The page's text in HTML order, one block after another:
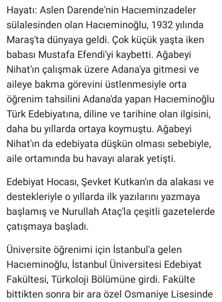
Hayatı: Aslen Darende'nin Hacıeminzadeler
sülalesinden olan Hacıeminoğlu, 1932 yılında
Maraş'ta dünyaya geldi. Çok küçük yaşta iken
babası Mustafa Efendi'yi kaybetti. Ağabeyi
Nihat'ın çalışmak üzere Adana'ya gitmesi ve
aileye bakma görevini üstlenmesiyle orta
öğrenim tahsilini Adana'da yapan Hacıeminoğlu
Türk Edebiyatına, diline ve tarihine olan ilgisini,
daha bu yıllarda ortaya koymuştu. Ağabeyi
Nihat'ın da edebiyata düşkün olması sebebiyle,
aile ortamında bu havayı alarak yetişti.
Edebiyat Hocası, Şevket Kutkan'ın da alakası ve
destekleriyle o yıllarda ilk yazılarını yazmaya
başlamış ve Nurullah Ataç'la çeşitli gazetelerde
çatışmaya başladı.
Üniversite öğrenimi için İstanbul'a gelen
Hacıeminoğlu, İstanbul Üniversitesi Edebiyat
Fakültesi, Türkoloji Bölümüne girdi. Fakülte
bittikten sonra bir ara özel Osmaniye Lisesinde